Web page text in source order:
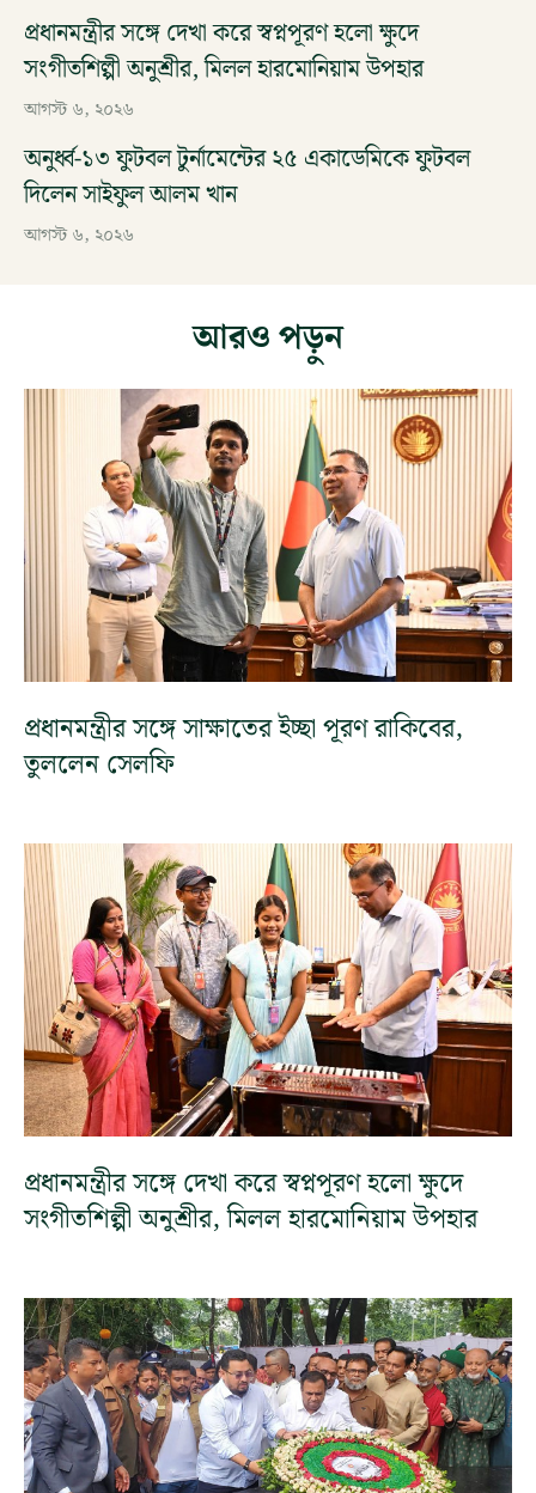
প্রধানমন্ত্রীর সঙ্গে দেখা করে স্বপ্নপূরণ হলো ক্ষুদে
সংগীতশিল্পী অনুশ্রীর, মিলল হারমোনিয়াম উপহার
আগস্ট ৬, ২০২৬
অনুর্ধ্ব-১৩ ফুটবল টুর্নামেন্টের ২৫ একাডেমিকে ফুটবল
দিলেন সাইফুল আলম খান
আগস্ট ৬, ২০২৬
আরও পড়ুন
প্রধানমন্ত্রীর সঙ্গে সাক্ষাতের ইচ্ছা পূরণ রাকিবের,
তুললেন সেলফি
প্রধানমন্ত্রীর সঙ্গে দেখা করে স্বপ্নপূরণ হলো ক্ষুদে
সংগীতশিল্পী অনুশ্রীর, মিলল হারমোনিয়াম উপহার